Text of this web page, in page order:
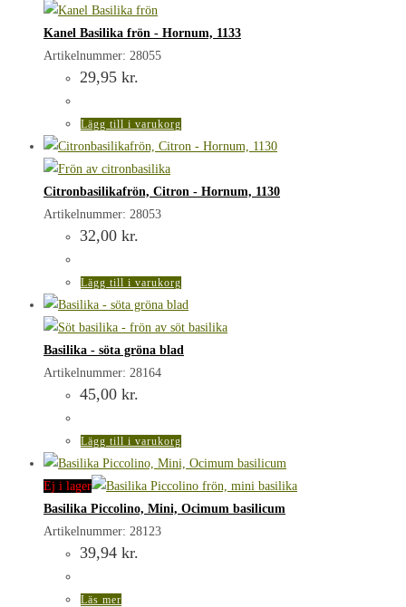
Kanel Basilika frön - Hornum, 1133
Artikelnummer: 28055
29,95 kr.
Lägg till i varukorg
Citronbasilikafrön, Citron - Hornum, 1130
Artikelnummer: 28053
32,00 kr.
Lägg till i varukorg
Basilika - söta gröna blad
Artikelnummer: 28164
45,00 kr.
Lägg till i varukorg
Ej i lager
Basilika Piccolino, Mini, Ocimum basilicum
Artikelnummer: 28123
39,94 kr.
Läs mer